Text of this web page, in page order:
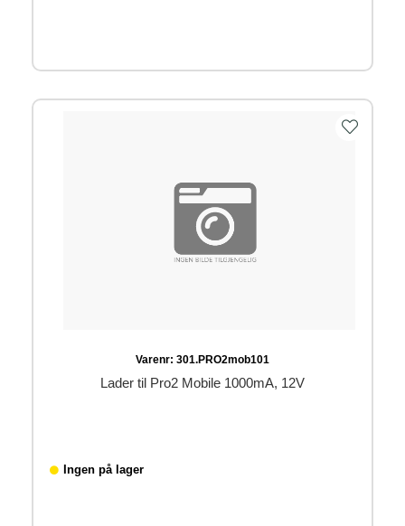
Varenr: 301.PRO2mob101
Lader til Pro2 Mobile 1000mA, 12V
Ingen på lager